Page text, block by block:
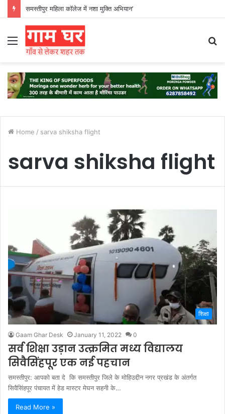
समस्तीपुर महिला कॉलेज में नशा मुक्ति अभियान’
Menu
Home / sarva shiksha flight
sarva shiksha flight
शिक्षा
Gaam Ghar Desk January 11, 2022 0
सर्व शिक्षा उड़ान उत्क्रमित मध्य विद्यालय
सिवैसिंहपूर एक नई पहचान
समस्तीपुर: आपको बता दे कि समस्तीपुर जिले के मोहिउद्दीन नगर प्रखंड के अंतर्गत
सिवैसिंहपूर पंचायत में हेड मास्टर मेघन सहनी के…
Read More »